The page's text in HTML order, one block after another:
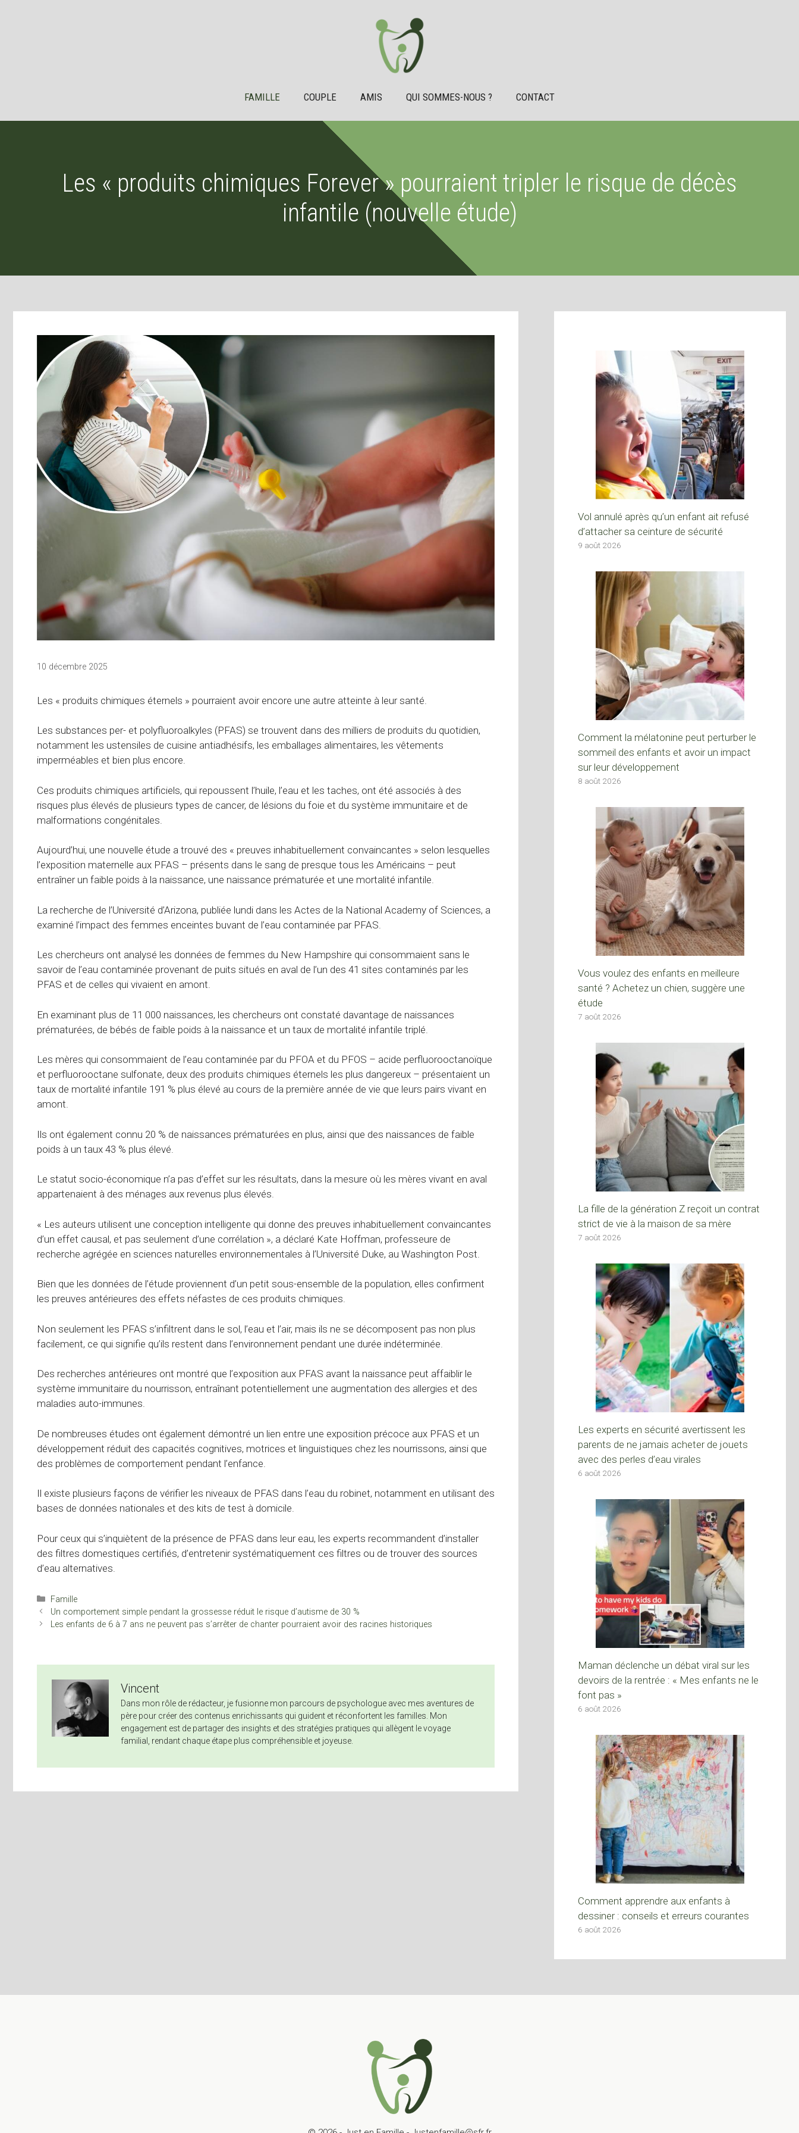
FAMILLE COUPLE AMIS QUI SOMMES-NOUS ? CONTACT
Les « produits chimiques Forever » pourraient tripler le risque de décès
infantile (nouvelle étude)
10 décembre 2025
Les « produits chimiques éternels » pourraient avoir encore une autre atteinte à leur santé.
Les substances per- et polyfluoroalkyles (PFAS) se trouvent dans des milliers de produits du quotidien,
notamment les ustensiles de cuisine antiadhésifs, les emballages alimentaires, les vêtements
imperméables et bien plus encore.
Ces produits chimiques artificiels, qui repoussent l’huile, l’eau et les taches, ont été associés à des
risques plus élevés de plusieurs types de cancer, de lésions du foie et du système immunitaire et de
malformations congénitales.
Aujourd’hui, une nouvelle étude a trouvé des « preuves inhabituellement convaincantes » selon lesquelles
l’exposition maternelle aux PFAS – présents dans le sang de presque tous les Américains – peut
entraîner un faible poids à la naissance, une naissance prématurée et une mortalité infantile.
La recherche de l’Université d’Arizona, publiée lundi dans les Actes de la National Academy of Sciences, a
examiné l’impact des femmes enceintes buvant de l’eau contaminée par PFAS.
Les chercheurs ont analysé les données de femmes du New Hampshire qui consommaient sans le
savoir de l’eau contaminée provenant de puits situés en aval de l’un des 41 sites contaminés par les
PFAS et de celles qui vivaient en amont.
En examinant plus de 11 000 naissances, les chercheurs ont constaté davantage de naissances
prématurées, de bébés de faible poids à la naissance et un taux de mortalité infantile triplé.
Les mères qui consommaient de l’eau contaminée par du PFOA et du PFOS – acide perfluorooctanoïque
et perfluorooctane sulfonate, deux des produits chimiques éternels les plus dangereux – présentaient un
taux de mortalité infantile 191 % plus élevé au cours de la première année de vie que leurs pairs vivant en
amont.
Ils ont également connu 20 % de naissances prématurées en plus, ainsi que des naissances de faible
poids à un taux 43 % plus élevé.
Le statut socio-économique n’a pas d’effet sur les résultats, dans la mesure où les mères vivant en aval
appartenaient à des ménages aux revenus plus élevés.
« Les auteurs utilisent une conception intelligente qui donne des preuves inhabituellement convaincantes
d’un effet causal, et pas seulement d’une corrélation », a déclaré Kate Hoffman, professeure de
recherche agrégée en sciences naturelles environnementales à l’Université Duke, au Washington Post.
Bien que les données de l’étude proviennent d’un petit sous-ensemble de la population, elles confirment
les preuves antérieures des effets néfastes de ces produits chimiques.
Non seulement les PFAS s’infiltrent dans le sol, l’eau et l’air, mais ils ne se décomposent pas non plus
facilement, ce qui signifie qu’ils restent dans l’environnement pendant une durée indéterminée.
Des recherches antérieures ont montré que l’exposition aux PFAS avant la naissance peut affaiblir le
système immunitaire du nourrisson, entraînant potentiellement une augmentation des allergies et des
maladies auto-immunes.
De nombreuses études ont également démontré un lien entre une exposition précoce aux PFAS et un
développement réduit des capacités cognitives, motrices et linguistiques chez les nourrissons, ainsi que
des problèmes de comportement pendant l’enfance.
Il existe plusieurs façons de vérifier les niveaux de PFAS dans l’eau du robinet, notamment en utilisant des
bases de données nationales et des kits de test à domicile.
Pour ceux qui s’inquiètent de la présence de PFAS dans leur eau, les experts recommandent d’installer
des filtres domestiques certifiés, d’entretenir systématiquement ces filtres ou de trouver des sources
d’eau alternatives.
Catégories
Famille
Un comportement simple pendant la grossesse réduit le risque d’autisme de 30 %
Les enfants de 6 à 7 ans ne peuvent pas s’arrêter de chanter pourraient avoir des racines historiques
Vincent
Dans mon rôle de rédacteur, je fusionne mon parcours de psychologue avec mes aventures de
père pour créer des contenus enrichissants qui guident et réconfortent les familles. Mon
engagement est de partager des insights et des stratégies pratiques qui allègent le voyage
familial, rendant chaque étape plus compréhensible et joyeuse.
Vol annulé après qu’un enfant ait refusé
d’attacher sa ceinture de sécurité
9 août 2026
Comment la mélatonine peut perturber le
sommeil des enfants et avoir un impact
sur leur développement
8 août 2026
Vous voulez des enfants en meilleure
santé ? Achetez un chien, suggère une
étude
7 août 2026
La fille de la génération Z reçoit un contrat
strict de vie à la maison de sa mère
7 août 2026
Les experts en sécurité avertissent les
parents de ne jamais acheter de jouets
avec des perles d’eau virales
6 août 2026
Maman déclenche un débat viral sur les
devoirs de la rentrée : « Mes enfants ne le
font pas »
6 août 2026
Comment apprendre aux enfants à
dessiner : conseils et erreurs courantes
6 août 2026